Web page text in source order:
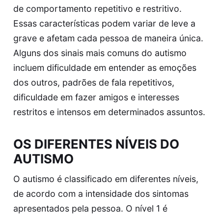
de comportamento repetitivo e restritivo.
Essas características podem variar de leve a
grave e afetam cada pessoa de maneira única.
Alguns dos sinais mais comuns do autismo
incluem dificuldade em entender as emoções
dos outros, padrões de fala repetitivos,
dificuldade em fazer amigos e interesses
restritos e intensos em determinados assuntos.
OS DIFERENTES NÍVEIS DO
AUTISMO
O autismo é classificado em diferentes níveis,
de acordo com a intensidade dos sintomas
apresentados pela pessoa. O nível 1 é